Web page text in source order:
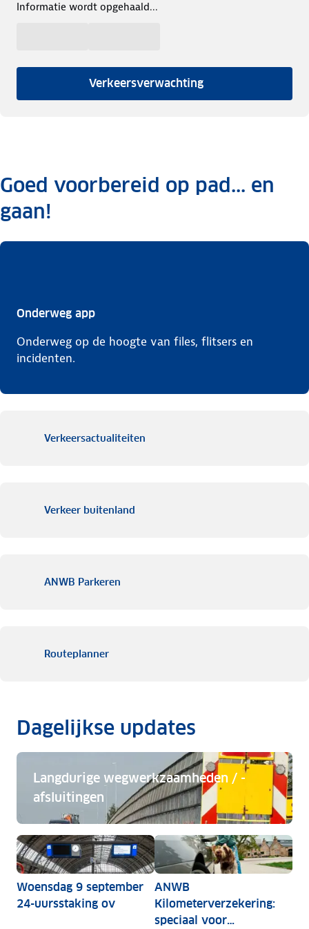
Informatie wordt opgehaald...
Verkeersverwachting
Goed voorbereid op pad... en
gaan!
Onderweg app
Onderweg op de hoogte van files, flitsers en
incidenten.
Verkeersactualiteiten
Verkeer buitenland
ANWB Parkeren
Routeplanner
Dagelijkse updates
Woensdag 9 september
24-uursstaking ov
ANWB
Kilometerverzekering:
speciaal voor
Langdurige wegwerkzaamheden / -
afsluitingen